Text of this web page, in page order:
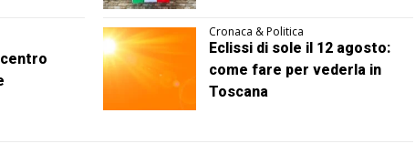
Cronaca & Politica
Eclissi di sole il 12 agosto:
come fare per vederla in
Toscana